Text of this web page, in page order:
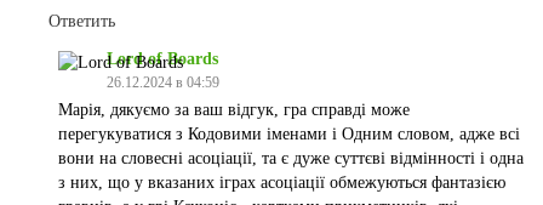
Ответить
Lord of Boards
26.12.2024 в 04:59
Марія, дякуємо за ваш відгук, гра справді може
перегукуватися з Кодовими іменами і Одним словом, адже всі
вони на словесні асоціації, та є дуже суттєві відмінності і одна
з них, що у вказаних іграх асоціації обмежуються фантазією